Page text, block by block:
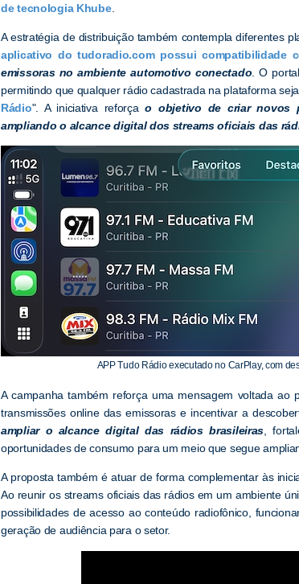
de tecnologia Khube.
A estratégia de distribuição também contempla diferentes
aplicativo do tudoradio.com possui compatibilidade
emissoras no ambiente automotivo conectado . O
permitindo que qualquer rádio cadastrada na plataforma
Rádio". A iniciativa reforçao objetivo de criar novos
ampliando o alcance digital dos streams oficiais das
APP Tudo Rádio executado no CarPlay, com
A campanha também reforça uma mensagem voltada ao
transmissões online das emissoras e incentivar a
ampliar o alcance digital das rádios brasileiras ,
oportunidades de consumo para um meio que segue
A proposta também é atuar de forma complementar às
Ao reunir os streams oficiais das rádios em um ambiente
possibilidades de acesso ao conteúdo radiofônico,
geração de audiência para o setor.